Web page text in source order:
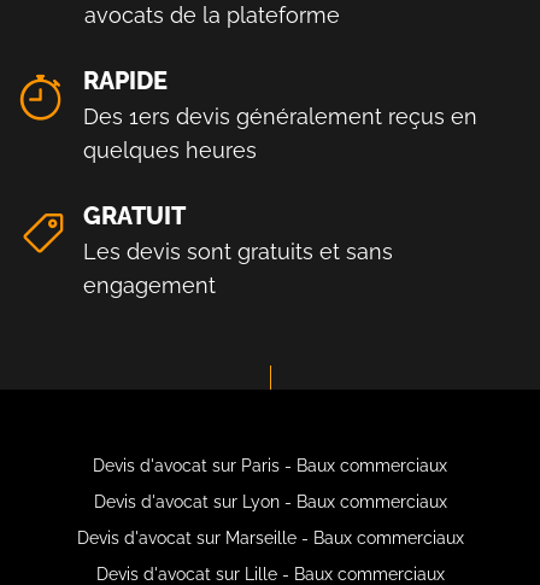
avocats de la plateforme
RAPIDE
Des 1ers devis généralement reçus en
quelques heures
GRATUIT
Les devis sont gratuits et sans
engagement
Devis d'avocat sur Paris - Baux commerciaux
Devis d'avocat sur Lyon - Baux commerciaux
Devis d'avocat sur Marseille - Baux commerciaux
Devis d'avocat sur Lille - Baux commerciaux